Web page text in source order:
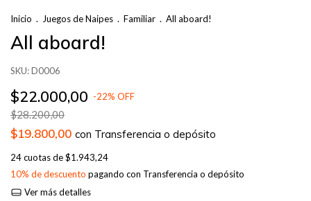
Inicio . Juegos de Naipes . Familiar . All aboard!
All aboard!
SKU:D0006
$22.000,00 -22% OFF
$28.200,00
$19.800,00 con Transferencia o depósito
24cuotas de$1.943,24
10% de descuento pagando con Transferencia o depósito
Ver más detalles